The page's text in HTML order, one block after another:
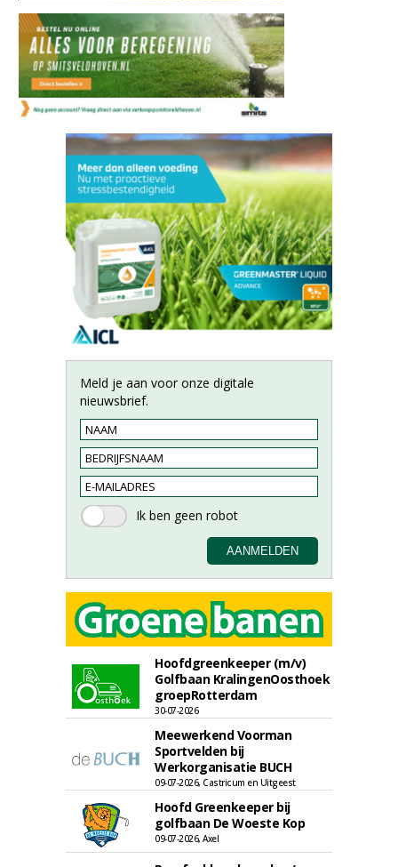
Meld je aan voor onze digitale
nieuwsbrief.
Hoofdgreenkeeper (m/v)
Golfbaan KralingenOosthoek
groepRotterdam
30-07-2026
Meewerkend Voorman
Sportvelden bij
Werkorganisatie BUCH
09-07-2026, Castricum en Uitgeest
Hoofd Greenkeeper bij
golfbaan De Woeste Kop
09-07-2026, Axel